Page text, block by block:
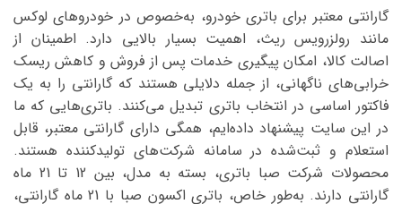
گارانتی معتبر برای باتری خودرو، به‌خصوص در خودروهای لوکس
مانند رولزرویس ریث، اهمیت بسیار بالایی دارد. اطمینان از
اصالت کالا، امکان پیگیری خدمات پس از فروش و کاهش ریسک
خرابی‌های ناگهانی، از جمله دلایلی هستند که گارانتی را به یک
فاکتور اساسی در انتخاب باتری تبدیل می‌کنند. باتری‌هایی که ما
در این سایت پیشنهاد داده‌ایم، همگی دارای گارانتی معتبر، قابل
استعلام و ثبت‌شده در سامانه شرکت‌های تولیدکننده هستند.
محصولات شرکت صبا باتری، بسته به مدل، بین 12 تا 21 ماه
گارانتی دارند. به‌طور خاص، باتری اکسون صبا با 21 ماه گارانتی،